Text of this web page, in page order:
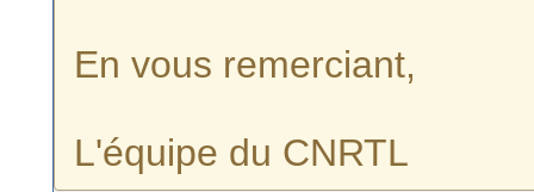
En vous remerciant,
L'équipe du CNRTL